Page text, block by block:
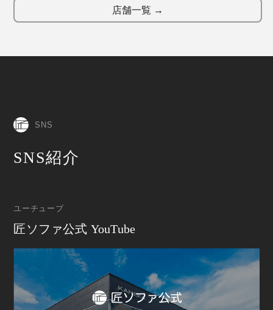
店舗一覧 →
SNS
SNS紹介
ユーチューブ
匠ソファ公式 YouTube